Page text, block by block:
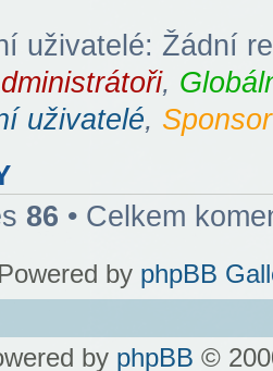
uživatelé: Žádní
,
uživatelé, Sponsor
86 • Celkem
Powered by phpBB
by phpBB ©